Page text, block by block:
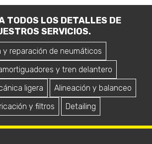
TODOS LOS DETALLES DE
SERVICIOS.
y reparación de neumáticos
y tren delantero
ligera
Alineación y balanceo
y filtros
Detailing